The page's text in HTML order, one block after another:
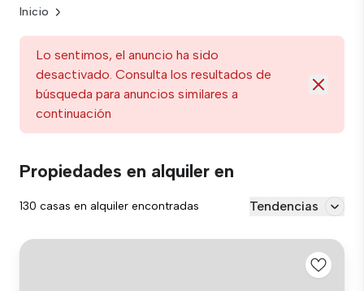
Inicio
Lo sentimos, el anuncio ha sido
desactivado. Consulta los resultados de
búsqueda para anuncios similares a
continuación
Propiedades en alquiler en
130 casas en alquiler encontradas Tendencias